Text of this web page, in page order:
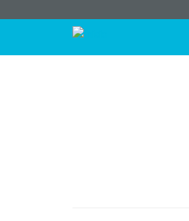
al
Menú
de
cuenta
Navegación
principal